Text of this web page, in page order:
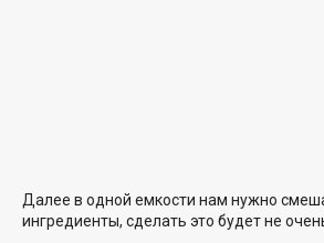
Далее в одной емкости нам нужно
ингредиенты, сделать это будет не